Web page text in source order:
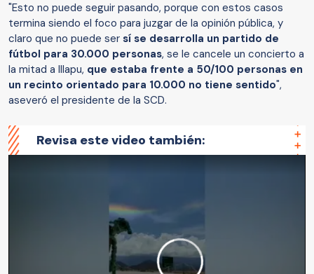
"Esto no puede seguir pasando, porque con estos casos
termina siendo el foco para juzgar de la opinión pública, y
claro que no puede ser sí se desarrolla un partido de
fútbol para 30.000 personas, se le cancele un concierto a
la mitad a Illapu, que estaba frente a 50/100 personas en
un recinto orientado para 10.000 no tiene sentido",
aseveró el presidente de la SCD.
Revisa este video también: